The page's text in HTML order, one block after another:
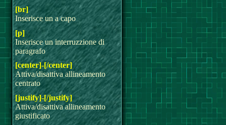
[br]
Inserisce un a capo
[p]
Inserisce un interruzzione di
paragrafo
[center]-[/center]
Attiva/disattiva allineamento
centrato
[justify]-[/justify]
Attiva/disattiva allineamento
giustificato